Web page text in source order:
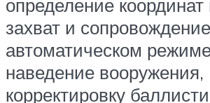
определение
захват и
автоматическом
наведение вооружения,
корректировку